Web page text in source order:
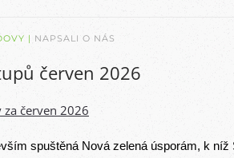
| NAPSALI O NÁS
červen 2026
červen 2026
spuštěná Nová zelená úsporám, k